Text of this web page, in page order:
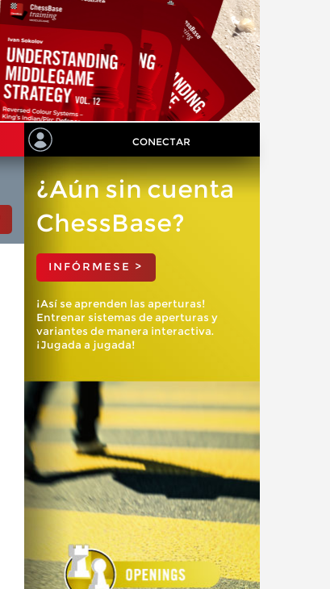
CONECTAR
¿Aún sin cuenta
ChessBase?
INFÓRMESE >
¡Así se aprenden las aperturas!
Entrenar sistemas de aperturas y
variantes de manera interactiva.
¡Jugada a jugada!